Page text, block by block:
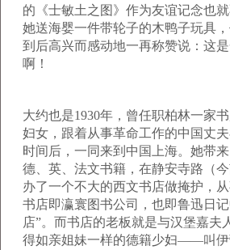
的《士敏土之图》作为友谊记念也
她送海婴一件带轮子的木鸭子玩具
到后高兴而感动地一再称赞说：这
啊！
大约也是1930年，曾任职柏林一家
妇女，跟着从事革命工作的中国丈
时间后，一同来到中国上海。她带
德、英、法文书籍，在静安寺路（
办了一个不大的西文书店做掩护，
书店即瀛寰图书公司，也即鲁迅日
店”。而书店的老板就是与汉堡嘉夫
得如亲姐妹一样的德籍少妇——叫伊